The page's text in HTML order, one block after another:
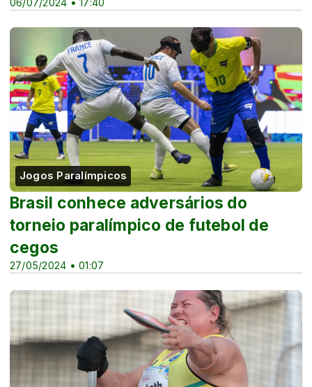
06/07/2024 • 17:40
Jogos Paralímpicos
27/05/2024 • 01:07
Brasil conhece adversários do
torneio paralímpico de futebol de
cegos